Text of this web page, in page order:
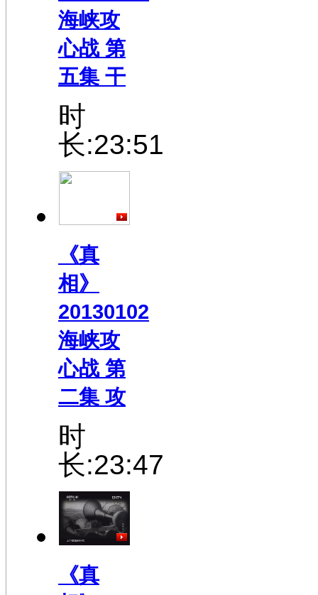
海峡攻
心战 第
五集 干
时
长:23:51
《真
相》
20130102
海峡攻
心战 第
二集 攻
时
长:23:47
《真